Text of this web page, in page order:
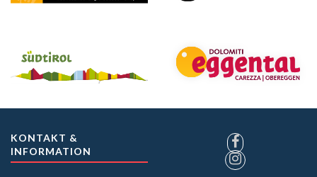
KONTAKT &
INFORMATION